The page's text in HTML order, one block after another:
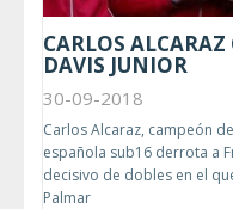
CARLOS
DAVIS JUNIOR
30-09-2018
Carlos Alcaraz, campeón
española sub16 derrota a
decisivo de dobles en el
Palmar